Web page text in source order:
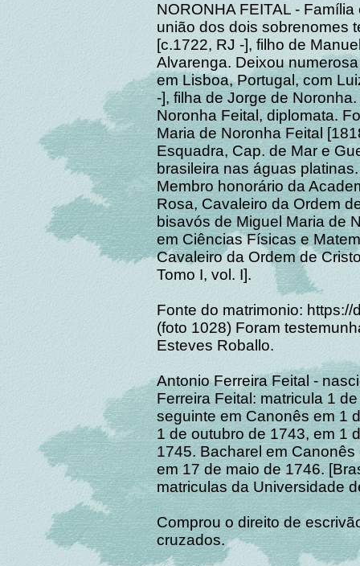
NORONHA FEITAL -
união dos dois sobrenomes
[c.1722, RJ -], filho de
Alvarenga. Deixou
em Lisboa, Portugal, com
-], filha de Jorge de
Noronha Feital, diplomata.
Maria de Noronha Feital
Esquadra, Cap. de Mar e
brasileira nas águas
Membro honorário da
Rosa, Cavaleiro da Ordem
bisavós de Miguel Maria de
em Ciências Físicas e
Cavaleiro da Ordem de
Tomo I, vol. I].
Fonte do matrimonio:
(foto 1028) Foram
Esteves Roballo.
Antonio Ferreira Feital -
Ferreira Feital: matricula 1
seguinte em Canonês em 1
1 de outubro de 1743, em 1
1745. Bacharel em
em 17 de maio de 1746.
matriculas da Universidade
Comprou o direito de
cruzados.